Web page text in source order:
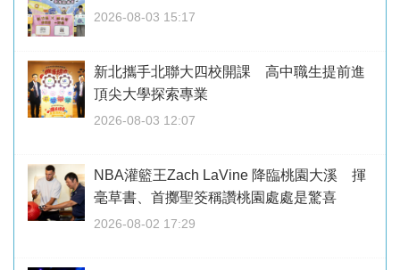
2026-08-03 15:17
新北攜手北聯大四校開課 高中職生提前進
頂尖大學探索專業
2026-08-03 12:07
NBA灌籃王Zach LaVine 降臨桃園大溪 揮
毫草書、首擲聖筊稱讚桃園處處是驚喜
2026-08-02 17:29